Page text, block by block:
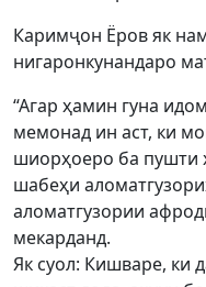
Каримҷон Ёров як
нигаронкунандаро
“Агар ҳамин гуна
мемонад ин аст, ки
шиорҳоеро ба пушти
шабеҳи
аломатгузории
мекарданд.
Як суол: Кишваре, ки